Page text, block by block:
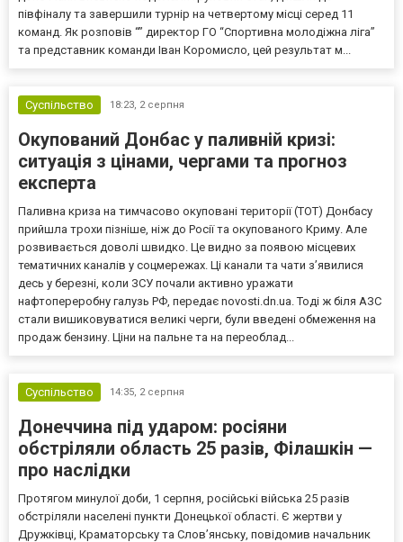
півфіналу та завершили турнір на четвертому місці серед 11
команд. Як розповів “” директор ГО “Спортивна молодіжна ліга”
та представник команди Іван Коромисло, цей результат м...
Суспільство 18:23, 2 серпня
Окупований Донбас у паливній кризі:
ситуація з цінами, чергами та прогноз
експерта
Паливна криза на тимчасово окуповані території (ТОТ) Донбасу
прийшла трохи пізніше, ніж до Росії та окупованого Криму. Але
розвивається доволі швидко. Це видно за появою місцевих
тематичних каналів у соцмережах. Ці канали та чати з’явилися
десь у березні, коли ЗСУ почали активно уражати
нафтопереробну галузь РФ, передає novosti.dn.ua. Тоді ж біля АЗС
стали вишиковуватися великі черги, були введені обмеження на
продаж бензину. Ціни на пальне та на переоблад...
Суспільство 14:35, 2 серпня
Донеччина під ударом: росіяни
обстріляли область 25 разів, Філашкін —
про наслідки
Протягом минулої доби, 1 серпня, російські війська 25 разів
обстріляли населені пункти Донецької області. Є жертви у
Дружківці, Краматорську та Слов’янську, повідомив начальник